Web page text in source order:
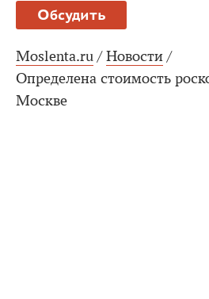
Обсудить
Moslenta.ru / Новости /
Определена стоимость
Москве